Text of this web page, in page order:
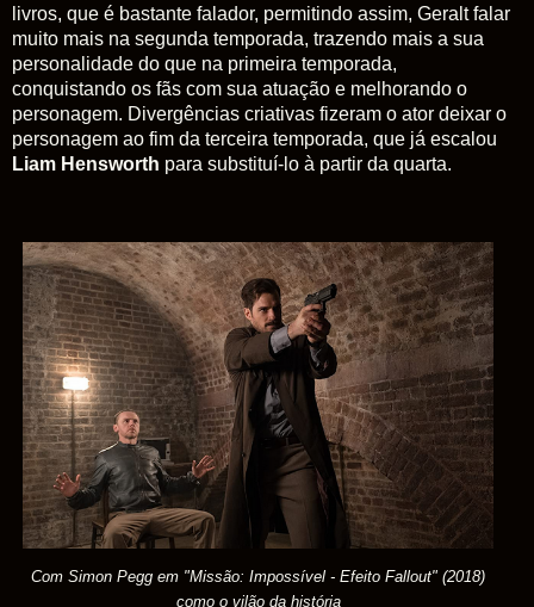
livros, que é bastante falador, permitindo assim, Geralt falar
muito mais na segunda temporada, trazendo mais a sua
personalidade do que na primeira temporada,
conquistando os fãs com sua atuação e melhorando o
personagem. Divergências criativas fizeram o ator deixar o
personagem ao fim da terceira temporada, que já escalou
Liam Hensworth para substituí-lo à partir da quarta.
Com Simon Pegg em "Missão: Impossível - Efeito Fallout" (2018)
como o vilão da história